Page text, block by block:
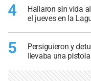
4
Hallaron sin vida
el jueves en la
5
Persiguieron y
llevaba una